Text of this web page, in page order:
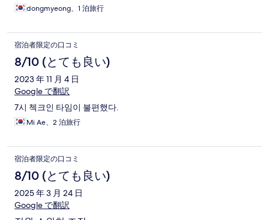
dongmyeong、1 泊旅行
宿泊者限定の口コミ
8/10 (とても良い)
2023 年 11 月 4 日
Google で翻訳
7시 첵크인 타임이 불편했다.
Mi Ae、2 泊旅行
宿泊者限定の口コミ
8/10 (とても良い)
2025 年 3 月 24 日
Google で翻訳